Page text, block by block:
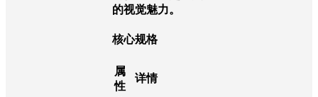
的视觉魅力。
核心规格
属
性
详情